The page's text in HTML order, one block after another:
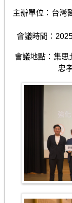
主辦單位：台灣
會議時間：
會議地點：集思
忠